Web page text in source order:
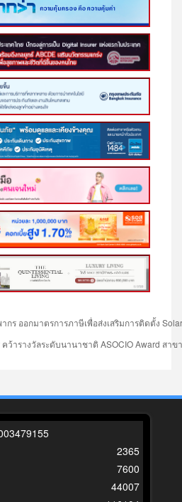
ากร ออกมาตรการภาษีเพื่อส่งเสริมการติดตั้ง
คว้ารางวัลระดับนานาชาติ ASOCIO Award ส
03479155
2365
7600
44007